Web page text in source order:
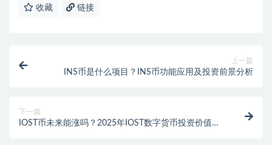
收藏 链接
上一篇
INS币是什么项目？INS币功能应用及投资前景分析
下一篇
IOST币未来能涨吗？2025年IOST数字货币投资价值分